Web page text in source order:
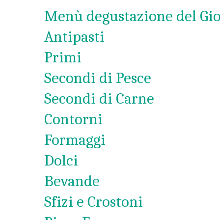
Menù degustazione del
Antipasti
Primi
Secondi di Pesce
Secondi di Carne
Contorni
Formaggi
Dolci
Bevande
Sfizi e Crostoni